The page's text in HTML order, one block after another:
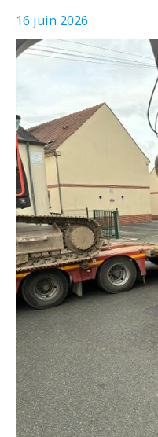
16 juin 2026